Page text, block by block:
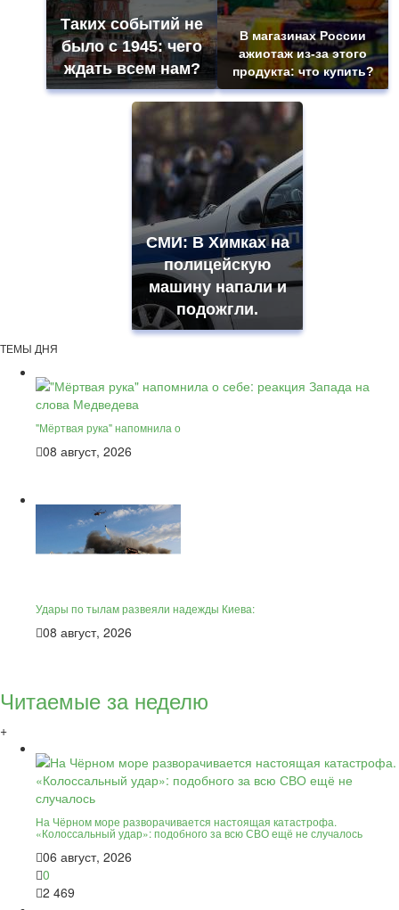
Таких событий не
было с 1945: чего
ждать всем нам?
В магазинах России
ажиотаж из-за этого
продукта: что купить?
СМИ: В Химках на
полицейскую
машину напали и
подожгли.
ТЕМЫ ДНЯ
"Мёртвая рука" напомнила о
08 август, 2026
Удары по тылам развеяли надежды Киева:
08 август, 2026
Читаемые за неделю
+
На Чёрном море разворачивается настоящая катастрофа.
«Колоссальный удар»: подобного за всю СВО ещё не случалось
06 август, 2026
0
2 469